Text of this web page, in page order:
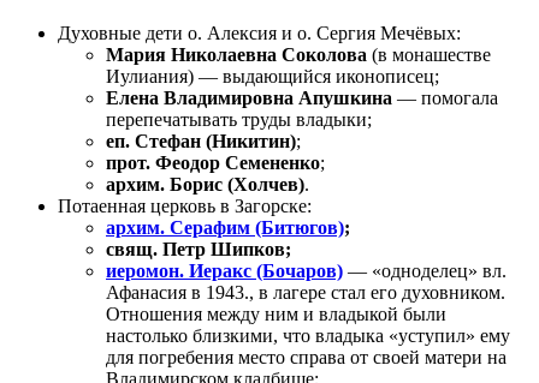
Духовные дети о. Алексия и о. Сергия Мечёвых:
Мария Николаевна Соколова (в монашестве
Иулиания) — выдающийся иконописец;
Елена Владимировна Апушкина — помогала
перепечатывать труды владыки;
еп. Стефан (Никитин);
прот. Феодор Семененко;
архим. Борис (Холчев).
Потаенная церковь в Загорске:
архим. Серафим (Битюгов);
свящ. Петр Шипков;
иеромон. Иеракс (Бочаров) — «одноделец» вл.
Афанасия в 1943., в лагере стал его духовником.
Отношения между ним и владыкой были
настолько близкими, что владыка «уступил» ему
для погребения место справа от своей матери на